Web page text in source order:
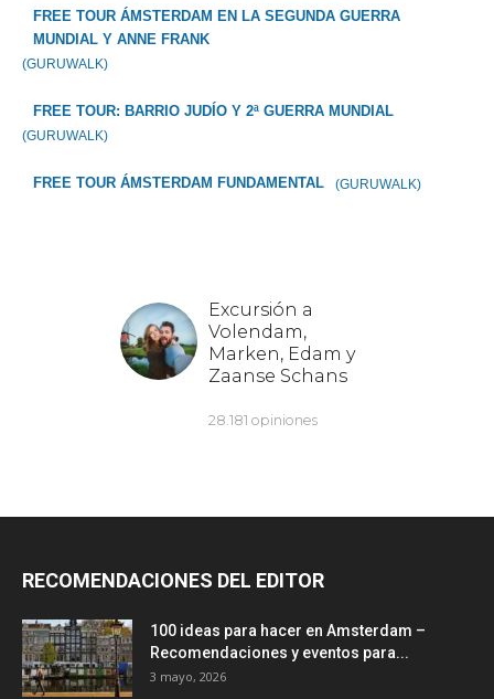
FREE TOUR ÁMSTERDAM EN LA SEGUNDA GUERRA
MUNDIAL Y ANNE FRANK
(GURUWALK)
FREE TOUR: BARRIO JUDÍO Y 2ª GUERRA MUNDIAL
(GURUWALK)
FREE TOUR ÁMSTERDAM FUNDAMENTAL (GURUWALK)
RECOMENDACIONES DEL EDITOR
100 ideas para hacer en Amsterdam –
Recomendaciones y eventos para...
3 mayo, 2026